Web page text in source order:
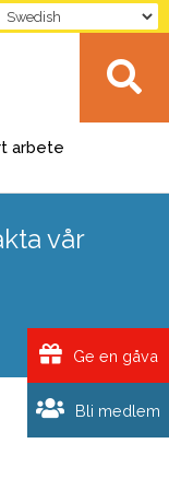
arbete
vår
Bli medlem
Ge en gåva